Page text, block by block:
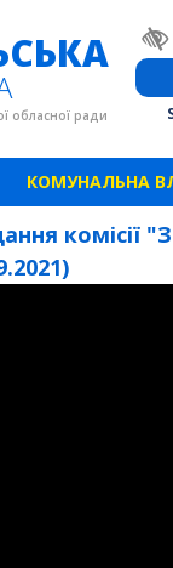
обласної ради
КОМУНАЛЬНА
комісії